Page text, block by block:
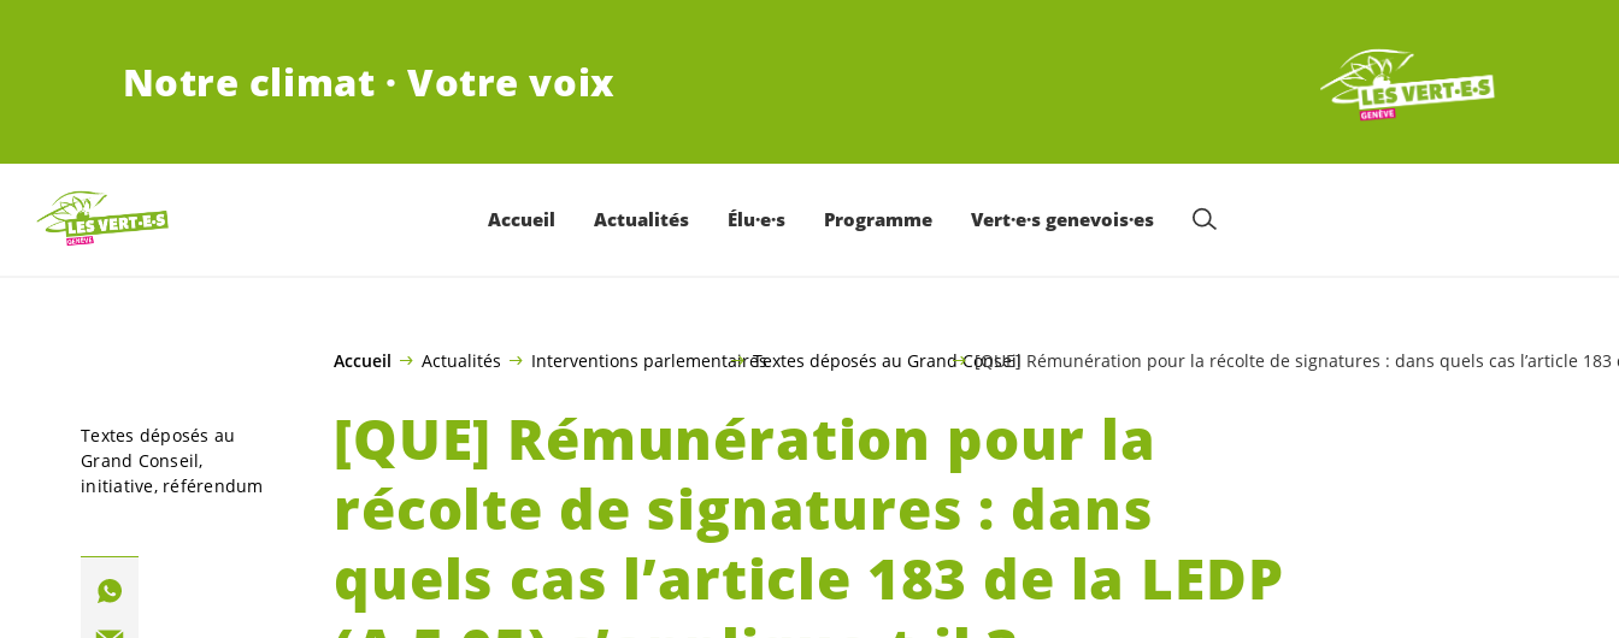
Notre climat · Votre voix
Accueil Actualités Élu·e·s Programme Vert·e·s genevois·es
Accueil Actualités Interventions parlementairesTextes déposés au Grand Conseil[QUE] Rémunération pour la récolte de signatures : dans quels cas l’article 183
[QUE] Rémunération pour la
récolte de signatures : dans
quels cas l’article 183 de la LEDP
Textes déposés au
Grand Conseil
initiative référendum